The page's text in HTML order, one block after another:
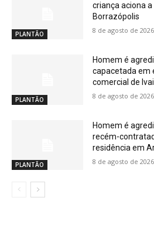
PLANTÃO
criança aciona
Borrazópolis
8 de agosto de 2026
PLANTÃO
Homem é
capacetada em
comercial de
8 de agosto de 2026
PLANTÃO
Homem é
recém-
residência em
8 de agosto de 2026